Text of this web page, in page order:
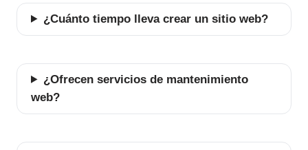
¿Cuánto tiempo lleva crear un sitio web?
¿Ofrecen servicios de mantenimiento
web?